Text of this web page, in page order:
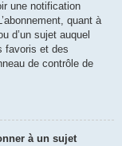
une notification
quant à
d’un sujet auquel
favoris et des
de contrôle de
à un sujet